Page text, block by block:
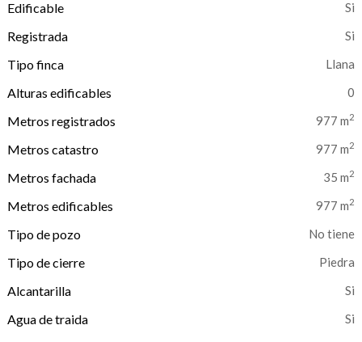
Edificable
Registrada
Tipo finca
Llana
Alturas edificables 0
Metros registrados 977 m2
Metros catastro 977 m2
Metros fachada 35 m2
Metros edificables 977 m2
Tipo de pozo No tiene
Tipo de cierre Piedra
Alcantarilla
Agua de traida